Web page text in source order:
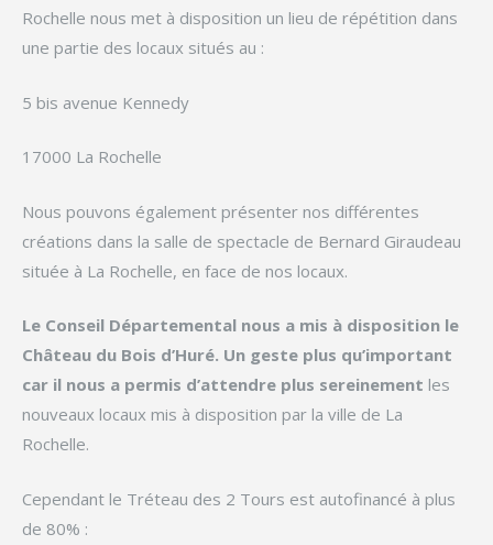
Rochelle nous met à disposition un lieu de répétition dans
une partie des locaux situés au :
5 bis avenue Kennedy
17000 La Rochelle
Nous pouvons également présenter nos différentes
créations dans la salle de spectacle de Bernard Giraudeau
située à La Rochelle, en face de nos locaux.
Le Conseil Départemental nous a mis à disposition le
Château du Bois d’Huré. Un geste plus qu’important
car il nous a permis d’attendre plus sereinement les
nouveaux locaux mis à disposition par la ville de La
Rochelle.
Cependant le Tréteau des 2 Tours est autofinancé à plus
de 80% :